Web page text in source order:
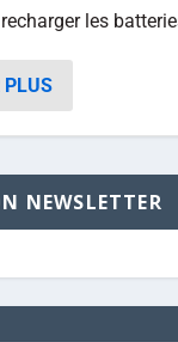
les
PLUS
NEWSLETTER